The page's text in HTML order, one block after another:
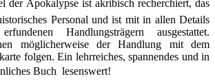
der Apokalypse ist akribisch recherchiert, das
Personal und ist mit in allen Details
Handlungsträgern ausgestattet.
möglicherweise der Handlung mit dem
folgen. Ein lehrreiches, spannendes und in
Buch  lesenswert!